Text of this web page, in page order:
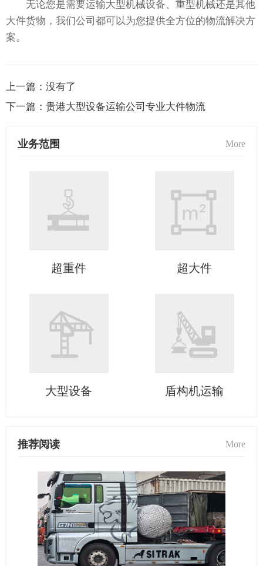
无论您是需要运输大型机械设备、重型机械还是其他
大件货物，我们公司都可以为您提供全方位的物流解决方
案。
上一篇： 没有了
下一篇： 贵港大型设备运输公司专业大件物流
业务范围 More
超重件 超大件
大型设备 盾构机运输
推荐阅读 More